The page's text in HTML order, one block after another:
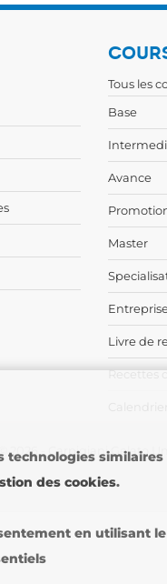
Tous les
Base
Avance
Master
Livre de
Recettes
2026 - Carpigiani Gelato
technologies
des cookies.
en utilisant